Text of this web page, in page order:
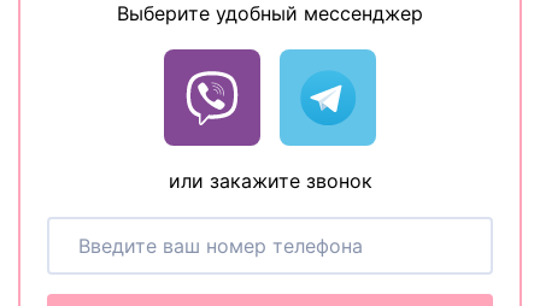
Выберите удобный мессенджер
или закажите звонок